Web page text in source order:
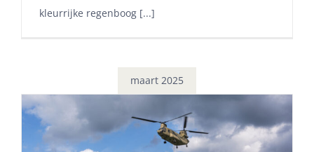
kleurrijke regenboog [...]
maart 2025